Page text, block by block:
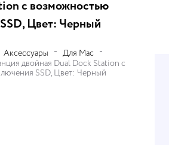
c возможностью
Цвет: Черный
Аксессуары
Для Mac
двойная Dual Dock Station c
SSD, Цвет: Черный